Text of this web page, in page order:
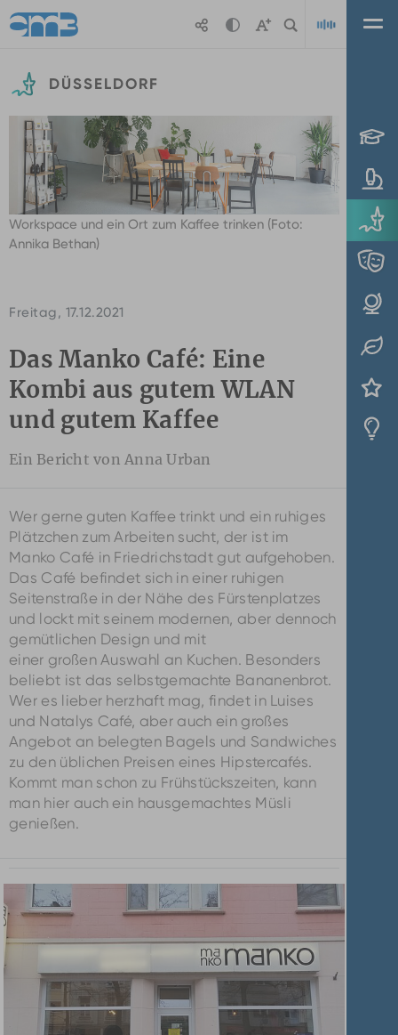
DÜSSELDORF
Workspace und ein Ort zum Kaffee trinken (Foto:
Annika Bethan)
Freitag, 17.12.2021
Das Manko Café: Eine
Kombi aus gutem WLAN
und gutem Kaffee
Ein Bericht von Anna Urban
Wer gerne guten Kaffee trinkt und ein ruhiges
Plätzchen zum Arbeiten sucht, der ist im
Manko Café in Friedrichstadt gut aufgehoben.
Das Café befindet sich in einer ruhigen
Seitenstraße in der Nähe des Fürstenplatzes
und lockt mit seinem modernen, aber dennoch
gemütlichen Design und mit
einer großen Auswahl an Kuchen. Besonders
beliebt ist das selbstgemachte Bananenbrot.
Wer es lieber herzhaft mag, findet in Luises
und Natalys Café, aber auch ein großes
Angebot an belegten Bagels und Sandwiches
zu den üblichen Preisen eines Hipstercafés.
Kommt man schon zu Frühstückszeiten, kann
man hier auch ein hausgemachtes Müsli
genießen.